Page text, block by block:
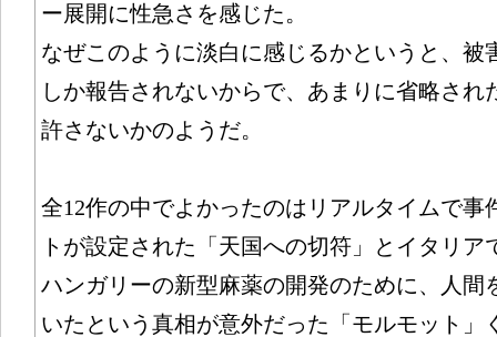
ー展開に性急さを感じた。
なぜこのように淡白に感じるかというと、被
しか報告されないからで、あまりに省略され
許さないかのようだ。
全12作の中でよかったのはリアルタイムで事
トが設定された「天国への切符」とイタリ
ハンガリーの新型麻薬の開発のために、人間
いたという真相が意外だった「モルモット」